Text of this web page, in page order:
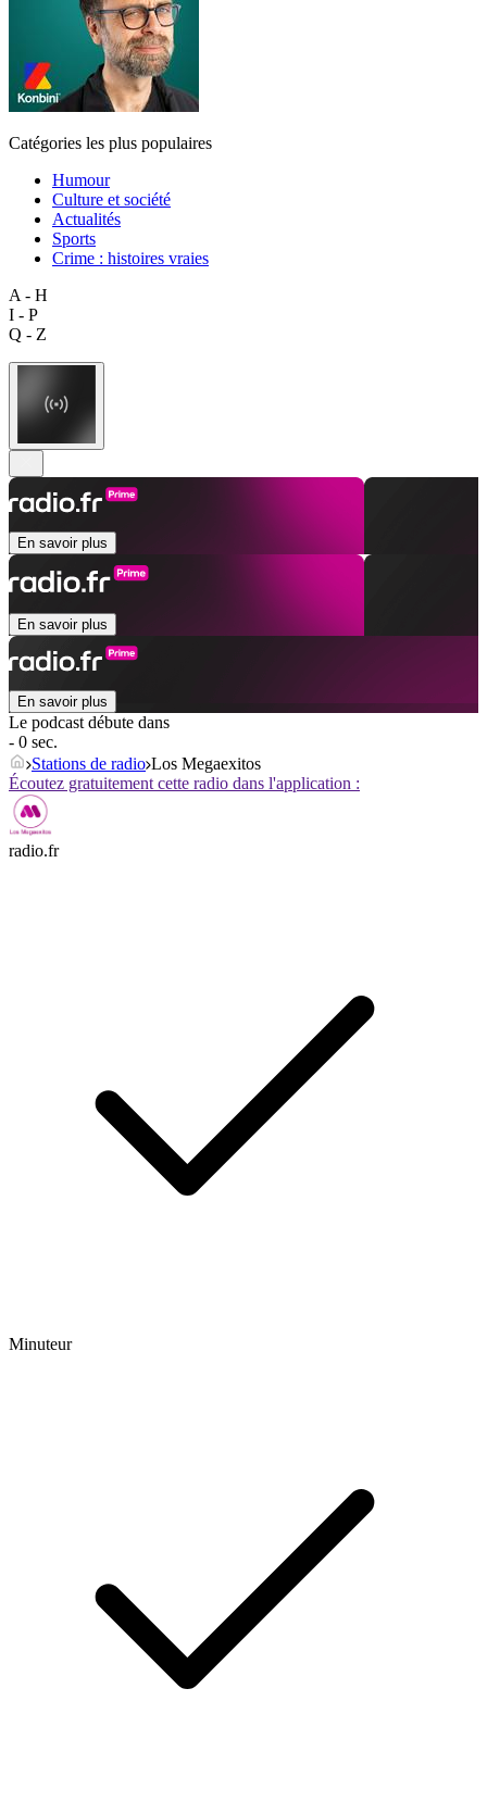
Catégories les plus populaires
Humour
Culture et société
Actualités
Sports
Crime : histoires vraies
A - H
I - P
Q - Z
En savoir plus
En savoir plus
En savoir plus
Le podcast débute dans
- 0 sec.
Stations de radio Los Megaexitos
Écoutez gratuitement cette radio dans l'application :
radio.fr
Minuteur